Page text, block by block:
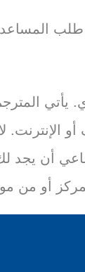
طلب
يأتي
الإنترنت.
أن يجد
أو من